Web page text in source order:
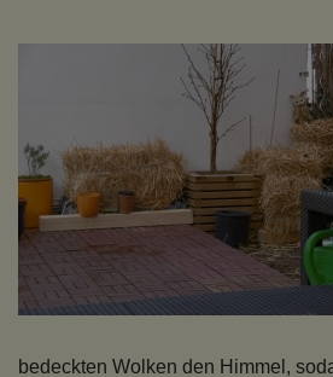
bedeckten Wolken den Himmel,